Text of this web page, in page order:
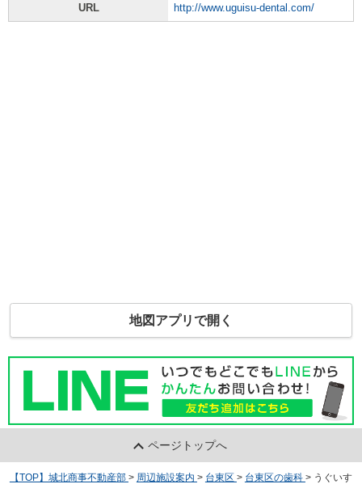
URL http://www.uguisu-dental.com/
地図アプリで開く
ページトップへ
【TOP】城北商事不動産部 > 周辺施設案内 > 台東区 > 台東区の歯科 > うぐいす